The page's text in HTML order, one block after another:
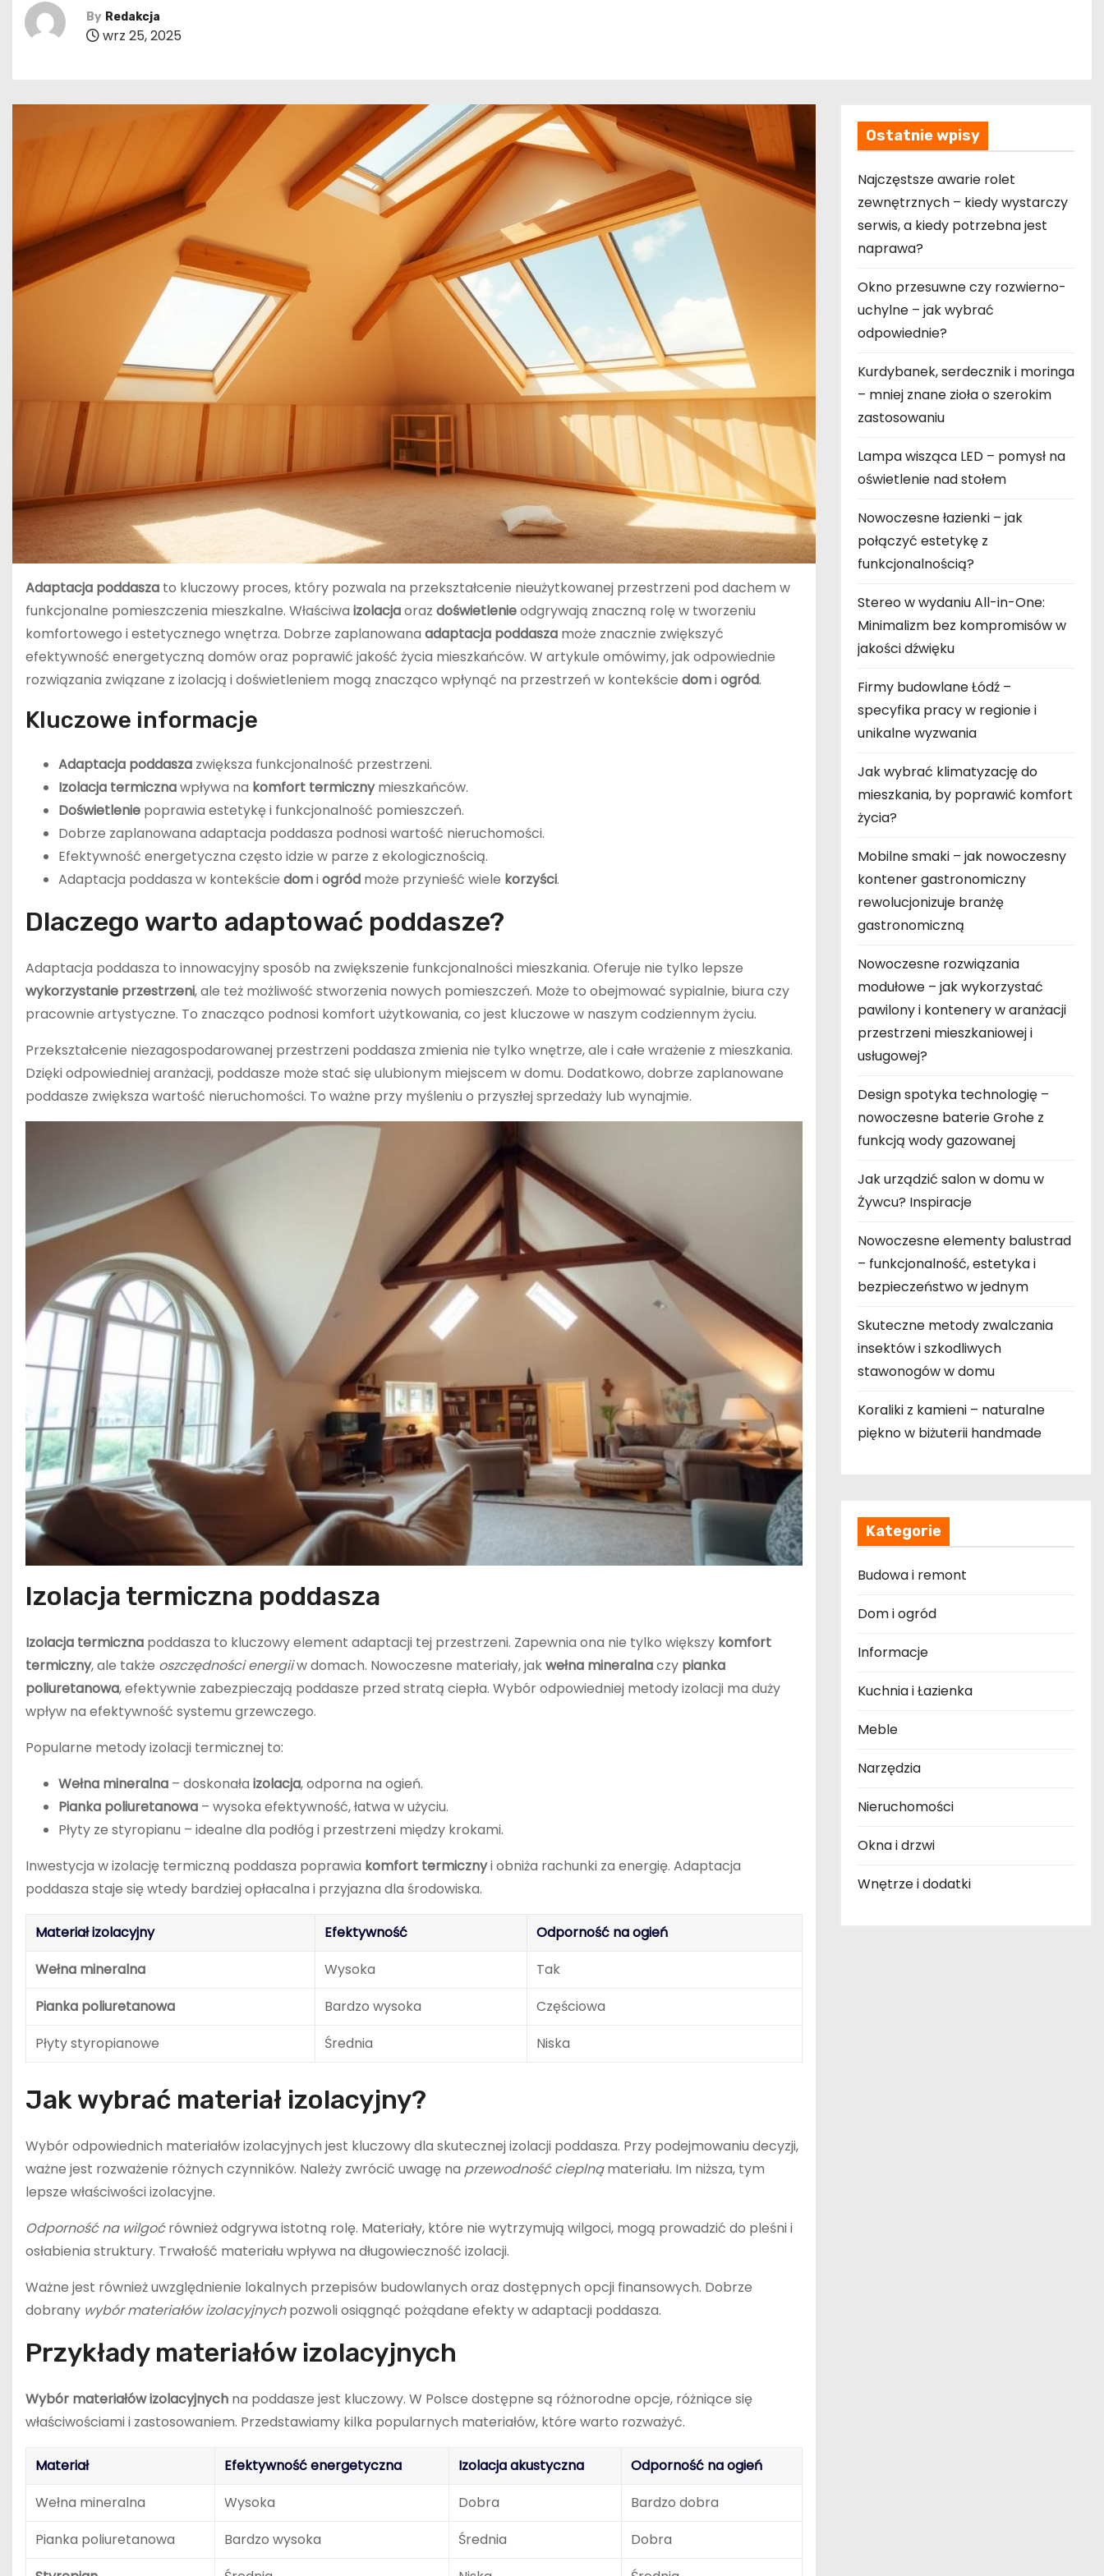
By Redakcja
wrz 25, 2025
Adaptacja poddasza to kluczowy proces, który pozwala na przekształcenie nieużytkowanej przestrzeni pod dachem w
funkcjonalne pomieszczenia mieszkalne. Właściwa izolacjaoraz doświetlenieodgrywają znaczną rolę w tworzeniu
komfortowego i estetycznego wnętrza. Dobrze zaplanowana adaptacja poddasza może znacznie zwiększyć
efektywność energetyczną domów oraz poprawić jakość życia mieszkańców. W artykule omówimy, jak odpowiednie
rozwiązania związane z izolacją i doświetleniem mogą znacząco wpłynąć na przestrzeń w kontekście domiogród.
Kluczowe informacje
Adaptacja poddasza zwiększa funkcjonalność przestrzeni.
Izolacja termicznawpływa na komfort termicznymieszkańców.
Doświetlenie poprawia estetykę i funkcjonalność pomieszczeń.
Dobrze zaplanowana adaptacja poddasza podnosi wartość nieruchomości.
Efektywność energetyczna często idzie w parze z ekologicznością.
Adaptacja poddasza w kontekście domiogród może przynieść wiele korzyści.
Dlaczego warto adaptować poddasze?
Adaptacja poddasza to innowacyjny sposób na zwiększenie funkcjonalności mieszkania. Oferuje nie tylko lepsze
wykorzystanie przestrzeni, ale też możliwość stworzenia nowych pomieszczeń. Może to obejmować sypialnie, biura czy
pracownie artystyczne. To znacząco podnosi komfort użytkowania, co jest kluczowe w naszym codziennym życiu.
Przekształcenie niezagospodarowanej przestrzeni poddasza zmienia nie tylko wnętrze, ale i całe wrażenie z mieszkania.
Dzięki odpowiedniej aranżacji, poddasze może stać się ulubionym miejscem w domu. Dodatkowo, dobrze zaplanowane
poddasze zwiększa wartość nieruchomości. To ważne przy myśleniu o przyszłej sprzedaży lub wynajmie.
Izolacja termiczna poddasza
Izolacja termiczna poddasza to kluczowy element adaptacji tej przestrzeni. Zapewnia ona nie tylko większy komfort
termiczny, ale także oszczędności energiiw domach. Nowoczesne materiały, jakwełna mineralnaczy pianka
poliuretanowa, efektywnie zabezpieczają poddasze przed stratą ciepła. Wybór odpowiedniej metody izolacji ma duży
wpływ na efektywność systemu grzewczego.
Popularne metody izolacji termicznej to:
Wełna mineralna – doskonała izolacja, odporna na ogień.
Pianka poliuretanowa – wysoka efektywność, łatwa w użyciu.
Płyty ze styropianu – idealne dla podłóg i przestrzeni między krokami.
Inwestycja w izolację termiczną poddasza poprawia komfort termicznyi obniża rachunki za energię. Adaptacja
poddasza staje się wtedy bardziej opłacalna i przyjazna dla środowiska.
Materiał izolacyjny Efektywność
Odporność na ogień
Wełna mineralna
Wysoka
Tak
Pianka poliuretanowa
Bardzo wysoka
Częściowa
Płyty styropianowe
Średnia Niska
Jak wybrać materiał izolacyjny?
Wybór odpowiednich materiałów izolacyjnych jest kluczowy dla skutecznej izolacji poddasza. Przy podejmowaniu decyzji,
ważne jest rozważenie różnych czynników. Należy zwrócić uwagę na przewodność cieplnąmateriału. Im niższa, tym
lepsze właściwości izolacyjne.
Odporność na wilgoćrównież odgrywa istotną rolę. Materiały, które nie wytrzymują wilgoci, mogą prowadzić do pleśni i
osłabienia struktury. Trwałość materiału wpływa na długowieczność izolacji.
Ważne jest również uwzględnienie lokalnych przepisów budowlanych oraz dostępnych opcji finansowych. Dobrze
dobrany wybór materiałów izolacyjnychpozwoli osiągnąć pożądane efekty w adaptacji poddasza.
Przykłady materiałów izolacyjnych
Wybór materiałów izolacyjnych na poddasze jest kluczowy. W Polsce dostępne są różnorodne opcje, różniące się
właściwościami i zastosowaniem. Przedstawiamy kilka popularnych materiałów, które warto rozważyć.
Materiał Efektywność energetyczna Izolacja akustyczna
Odporność na ogień
Wełna mineralna
Wysoka Dobra
Bardzo dobra
Pianka poliuretanowa
Bardzo wysoka Średnia
Dobra
Ostatnie wpisy
Najczęstsze awarie rolet
zewnętrznych – kiedy wystarczy
serwis, a kiedy potrzebna jest
naprawa?
Okno przesuwne czy rozwierno-
uchylne – jak wybrać
odpowiednie?
Kurdybanek, serdecznik i moringa
– mniej znane zioła o szerokim
zastosowaniu
Lampa wisząca LED – pomysł na
oświetlenie nad stołem
Nowoczesne łazienki – jak
połączyć estetykę z
funkcjonalnością?
Stereo w wydaniu All-in-One:
Minimalizm bez kompromisów w
jakości dźwięku
Firmy budowlane Łódź –
specyfika pracy w regionie i
unikalne wyzwania
Jak wybrać klimatyzację do
mieszkania, by poprawić komfort
życia?
Mobilne smaki – jak nowoczesny
kontener gastronomiczny
rewolucjonizuje branżę
gastronomiczną
Nowoczesne rozwiązania
modułowe – jak wykorzystać
pawilony i kontenery w aranżacji
przestrzeni mieszkaniowej i
usługowej?
Design spotyka technologię –
nowoczesne baterie Grohe z
funkcją wody gazowanej
Jak urządzić salon w domu w
Żywcu? Inspiracje
Nowoczesne elementy balustrad
– funkcjonalność, estetyka i
bezpieczeństwo w jednym
Skuteczne metody zwalczania
insektów i szkodliwych
stawonogów w domu
Koraliki z kamieni – naturalne
piękno w biżuterii handmade
Kategorie
Budowa i remont
Dom i ogród
Informacje
Kuchnia i Łazienka
Meble
Narzędzia
Nieruchomości
Okna i drzwi
Wnętrze i dodatki